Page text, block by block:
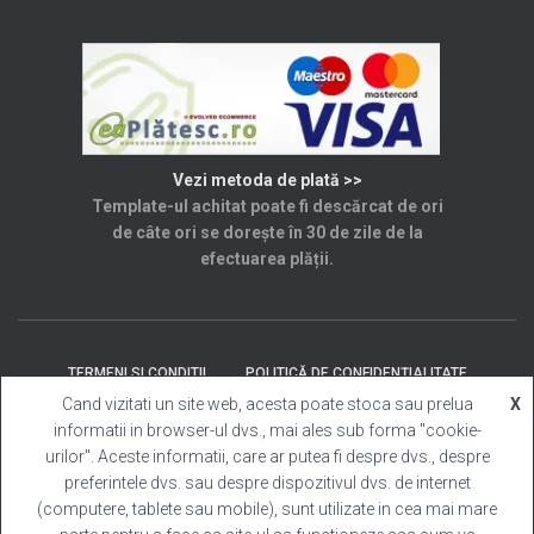
Vezi metoda de plată >>
Template-ul achitat poate fi descărcat de ori
de câte ori se dorește în 30 de zile de la
efectuarea plății.
TERMENI SI CONDITII POLITICĂ DE CONFIDENȚIALITATE
SOLUȚIONAREA LITIGIILOR ANPC CONTACT
Template Cabina Foto| Copyright © 2025 Toate
Cand vizitati un site web, acesta poate stoca sau prelua
informatii in browser-ul dvs., mai ales sub forma "cookie-
urilor". Aceste informatii, care ar putea fi despre dvs., despre
preferintele dvs. sau despre dispozitivul dvs. de internet
(computere, tablete sau mobile), sunt utilizate in cea mai mare
X